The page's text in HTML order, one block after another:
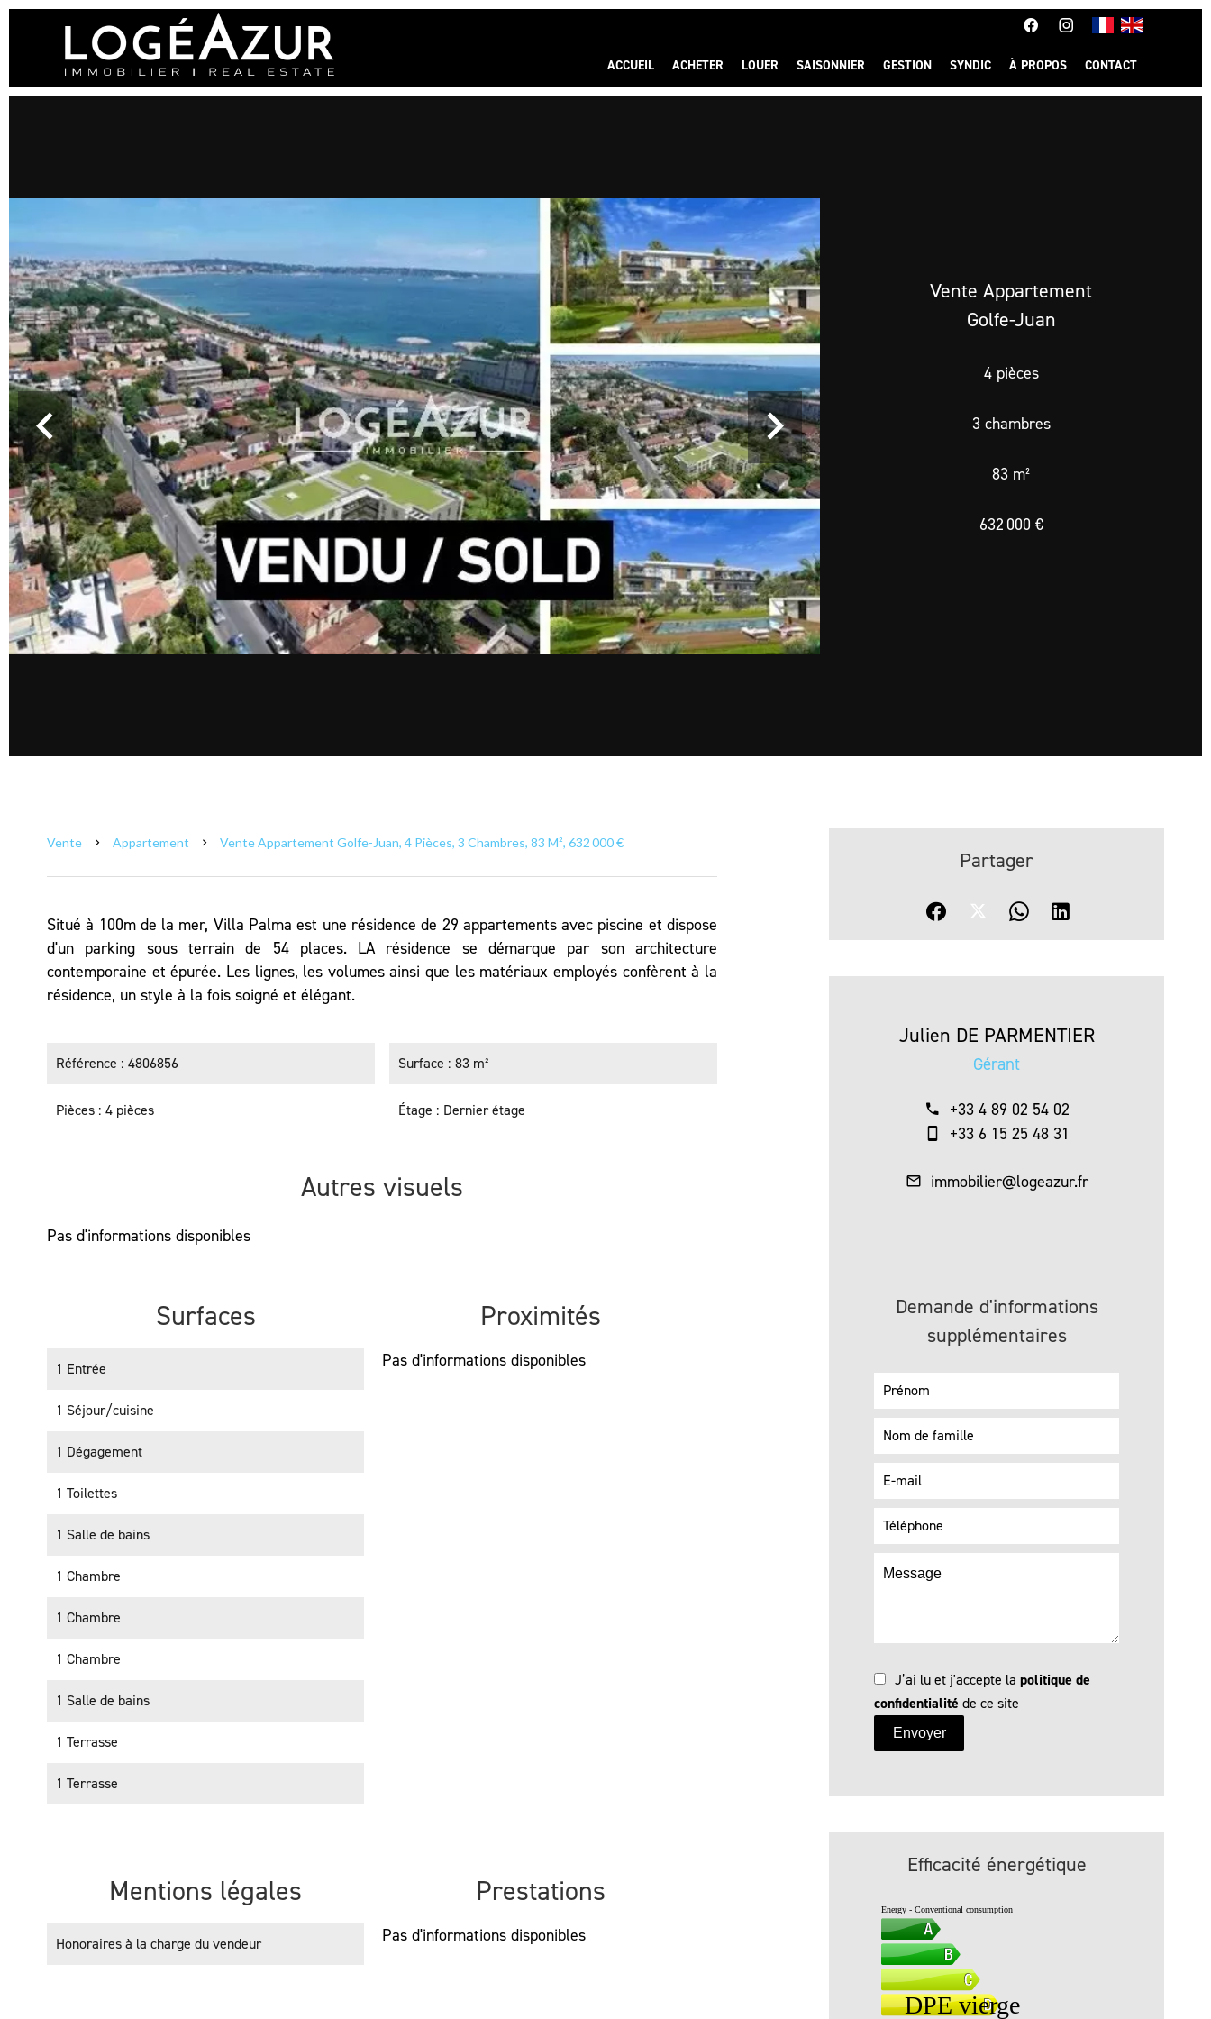
ACCUEIL ACHETER LOUER SAISONNIER GESTION SYNDIC À PROPOS CONTACT
Vente Appartement
Golfe-Juan
4 pièces
3 chambres
83 m²
632 000 €
Vente Appartement Vente Appartement Golfe-Juan, 4 Pièces, 3 Chambres, 83 M², 632 000 €
Situé à 100m de la mer, Villa Palma est une résidence de 29 appartements avec piscine et dispose
d'un parking sous terrain de 54 places. LA résidence se démarque par son architecture
contemporaine et épurée. Les lignes, les volumes ainsi que les matériaux employés confèrent à la
résidence, un style à la fois soigné et élégant.
Référence 4806856
Pièces 4 pièces
Surface 83 m²
Étage Dernier étage
Autres visuels
Pas d'informations disponibles
Surfaces
1 Entrée
1 Séjour/cuisine
1 Dégagement
1 Toilettes
1 Salle de bains
1 Chambre
1 Chambre
1 Chambre
1 Salle de bains
1 Terrasse
1 Terrasse
Proximités
Pas d'informations disponibles
Mentions légales
Honoraires à la charge du vendeur
Prestations
Pas d'informations disponibles
Partager
Julien DE PARMENTIER
Gérant
+33 4 89 02 54 02
+33 6 15 25 48 31
immobilier@logeazur.fr
Demande d'informations
supplémentaires
J’ai lu et j'accepte la politique de
confidentialité de ce site
Envoyer
Efficacité énergétique